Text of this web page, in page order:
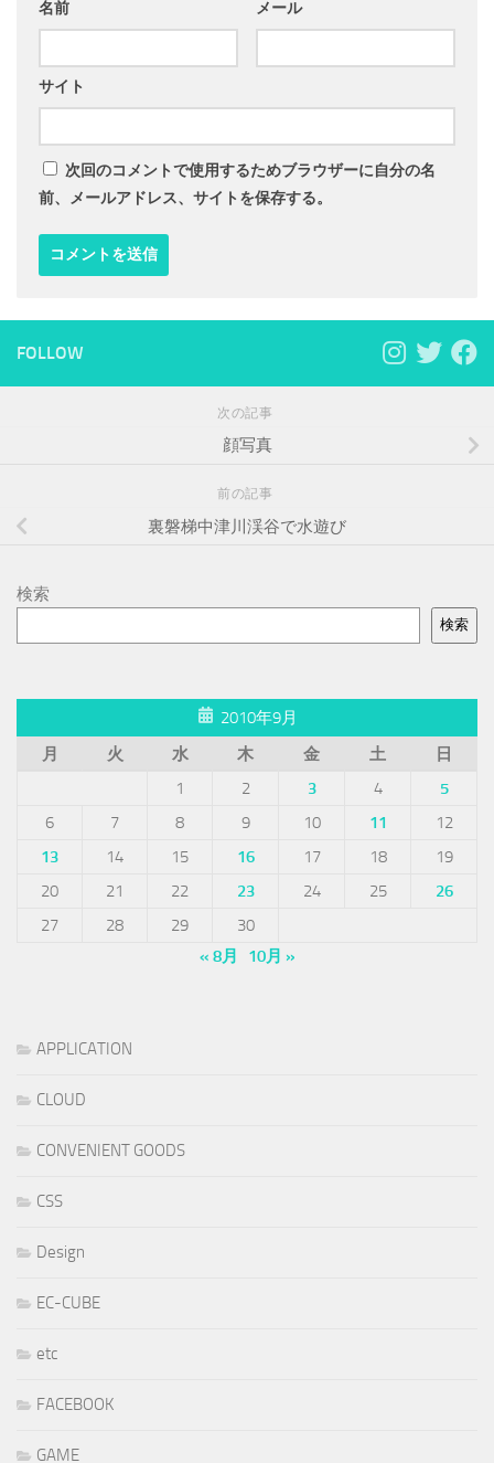
名前 メール
サイト
次回のコメントで使用するためブラウザーに自分の名
前、メールアドレス、サイトを保存する。
FOLLOW
次の記事
顔写真
前の記事
裏磐梯中津川渓谷で水遊び
検索
検索
2010年9月
月
火 水 木 金 土
日
1
2 3 4
5
6
7 8 9 10 11
12
13
14 15 16 17 18
19
20
21 22 23 24 25
26
27
28 29
30
« 8月
10月 »
APPLICATION
CLOUD
CONVENIENT GOODS
CSS
Design
EC-CUBE
etc
FACEBOOK
GAME